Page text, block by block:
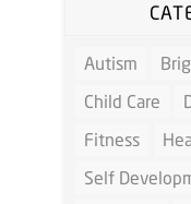
Autism
Child Care
Fitness
Self